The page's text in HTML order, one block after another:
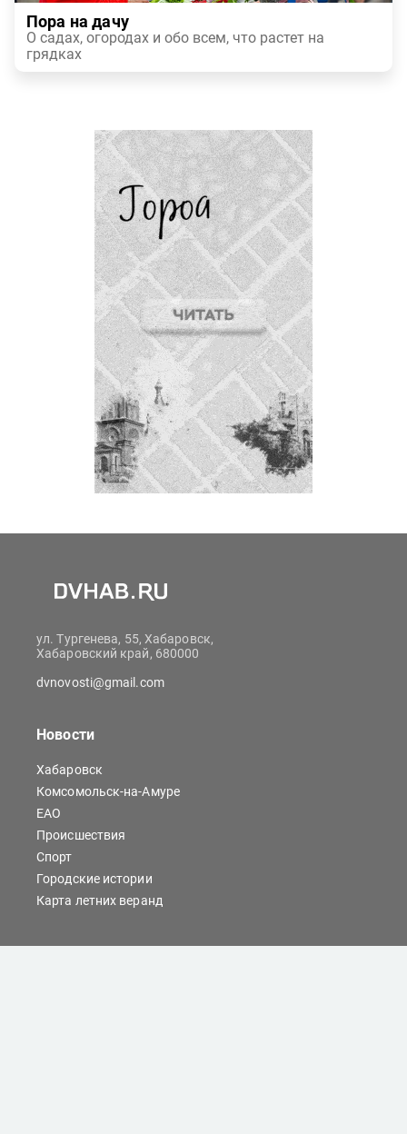
Пора на дачу
О садах, огородах и обо всем, что растет на
грядках
ул. Тургенева, 55, Хабаровск,
Хабаровский край, 680000
dvnovosti@gmail.com
Новости
Хабаровск
Комсомольск-на-Амуре
ЕАО
Происшествия
Спорт
Городские истории
Карта летних веранд